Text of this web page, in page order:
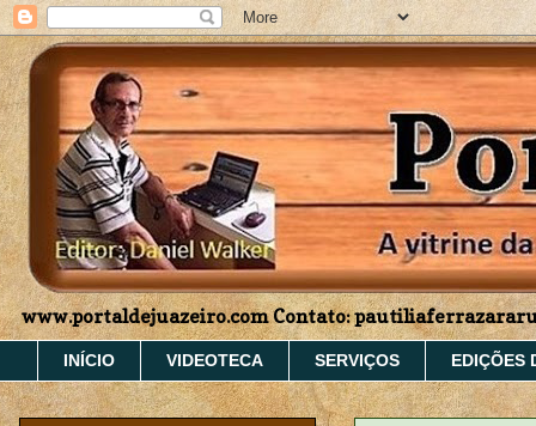
www.portaldejuazeiro.com Contato:
INÍCIO VIDEOTECA SERVIÇOS EDIÇÕES